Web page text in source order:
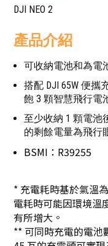
DJI NEO 2
產品介紹
可收納電池和為電
搭配 DJI 65W 便攜
飽 3 顆智慧飛行電
至少收納 1 顆電池
的剩餘電量為飛行
BSMI：R39255
* 充電耗時基於氣溫
電耗時可能因環境溫
有所增大。
** 可同時充電的電池